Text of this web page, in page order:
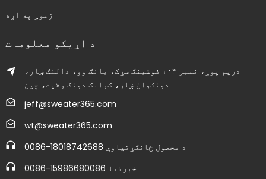
زموږ په اړه
د اړیکو معلومات
دریم پوړ، نمبر ۱۰۴ فوشینګ سړک، یانګ وو، دالنګ ښار،
دونګوان ښار، ګوانګ دونګ ولایت، چین
jeff@sweater365.com
wt@sweater365.com
0086-18018742688 د محصول ځانګړتیاوې
0086-15986680086 خبرتیا